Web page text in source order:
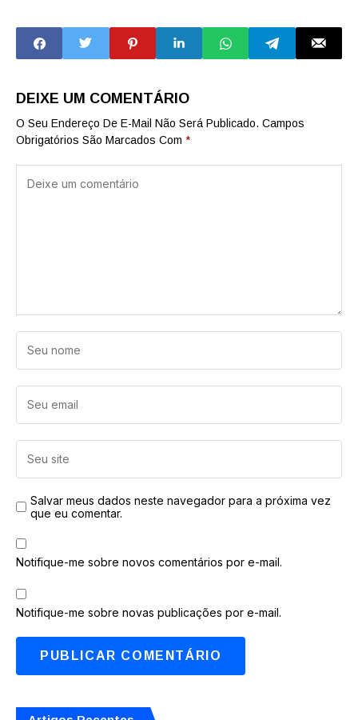
emagrecedoras
em São Paulo
ônibus da capital
DEIXE UM COMENTÁRIO
O Seu Endereço De E-Mail Não Será Publicado. Campos
Obrigatórios São Marcados Com *
Salvar meus dados neste navegador para a próxima vez
que eu comentar.
Notifique-me sobre novos comentários por e-mail.
Notifique-me sobre novas publicações por e-mail.